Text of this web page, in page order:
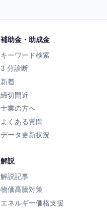
補助金・助成金
キーワード検索
3 分診断
新着
締切間近
士業の方へ
よくある質問
データ更新状況
解説
解説記事
物価高騰対策
エネルギー価格支援